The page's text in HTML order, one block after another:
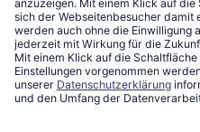
Service
Unternehmen